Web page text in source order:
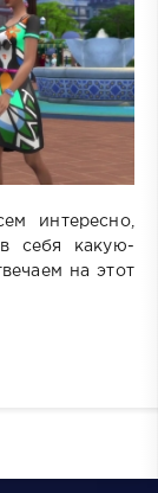
интересно,
себя какую-
на этот